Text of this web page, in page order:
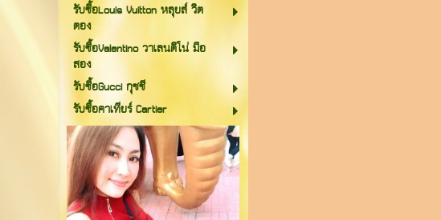
รับซื้อLouis Vuitton หลุยส์ วิต
ตอง
รับซื้อValentino วาเลนติโน่ มือ
สอง
รับซื้อGucci กุชชี
รับซื้อคาเทียร์ Cartier